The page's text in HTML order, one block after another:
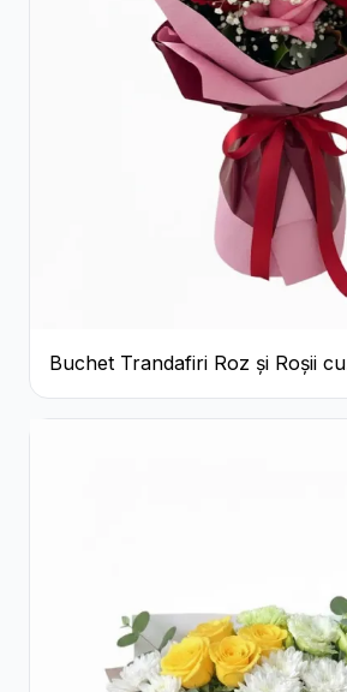
Buchet Trandafiri Roz și Roșii cu
Eucalipt și Gypsophila